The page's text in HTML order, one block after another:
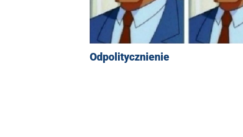
Odpolitycznienie